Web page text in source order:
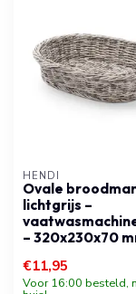
HENDI
Ovale
lichtgrijs –
– 320x230x70
€11,95
Voor 16:00 besteld,